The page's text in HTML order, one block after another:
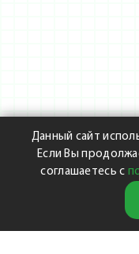
Данный сайт
Если Вы
соглашаетесь с